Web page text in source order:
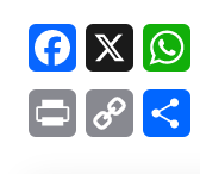
Facebook
Print Copy